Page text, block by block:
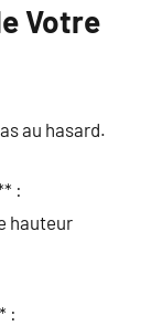
Votre
au hasard.
:
hauteur
: